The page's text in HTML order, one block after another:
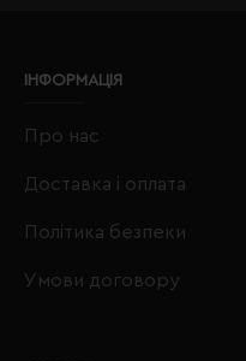
ІНФОРМАЦІЯ
Про нас
Доставка і оплата
Політика безпеки
Умови договору